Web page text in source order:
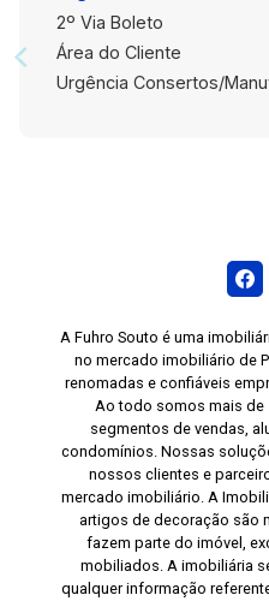
2º Via Boleto
Área do Cliente
Urgência Consertos/
A Fuhro Souto é uma
no mercado imobiliário de
renomadas e confiáveis
Ao todo somos mais de
segmentos de vendas,
condomínios. Nossas
nossos clientes e
mercado imobiliário. A
artigos de decoração são
fazem parte do imóvel,
mobiliados. A imobiliária
qualquer informação